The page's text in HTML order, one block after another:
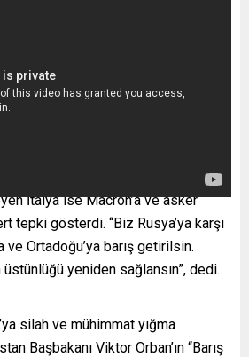
İtalya ise Macron’a ve asker
tepki gösterdi. “Biz Rusya’ya karşı
ve Ortadoğu’ya barış getirilsin.
üstünlüğü yeniden sağlansın”, dedi.
silah ve mühimmat yığma
Başbakanı Viktor Orban’ın “Barış